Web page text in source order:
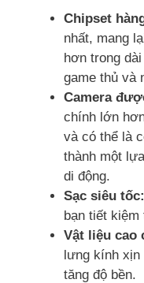
Chipset
nhất, mang
hơn trong
game thủ và
Camera
chính lớn
và có thể là
thành một
di động.
Sạc siêu tốc:
bạn tiết kiệm
Vật liệu cao
lưng kính xịn
tăng độ bền.